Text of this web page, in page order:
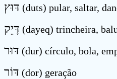
דּוּץ (duts) pular, saltar,
דָּיֵק (dayeq) trincheira,
דּוּר (dur) círculo, bola,
דּוֹר (dor) geração